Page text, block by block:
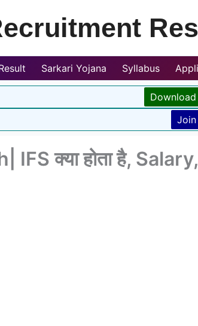
Sarkari Yojana Syllabus
क्या होता है, Salary,